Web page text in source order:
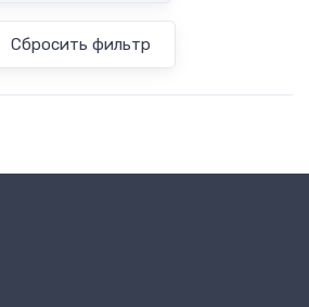
Сбросить фильтр